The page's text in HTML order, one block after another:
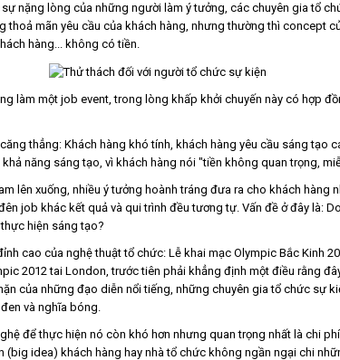
nặng lòng của những người làm ý tưởng, các chuyên gia tổ
thoả mãn yêu cầu của khách hàng, nhưng thường thì concept
hàng... không có tiền.
làm một job event, trong lòng khấp khởi chuyến này có hợp
thẳng: Khách hàng khó tính, khách hàng yêu cầu sáng tạo
năng sáng tạo, vì khách hàng nói "tiền không quan trọng,
lên xuống, nhiều ý tưởng hoành tráng đưa ra cho khách hàng
job khác kết quả và qui trình đều tương tự. Vấn đề ở đây là:
hiện sáng tạo?
cao của nghệ thuật tổ chức: Lễ khai mạc Olympic Bắc Kinh
2012 tai London, trước tiên phải khẳng định một điều rằng
của những đạo diễn nổi tiếng, những chuyên gia tổ chức sự
và nghĩa bóng.
để thực hiện nó còn khó hơn nhưng quan trọng nhất là chi
(big idea) khách hàng hay nhà tổ chức không ngần ngại chi